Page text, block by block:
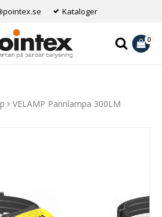
Kataloger
0
VELAMP Pannlampa 300LM